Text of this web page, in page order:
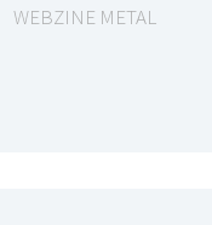
WEBZINE METAL